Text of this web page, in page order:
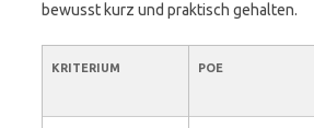
bewusst kurz und praktisch gehalten.
KRITERIUM POE